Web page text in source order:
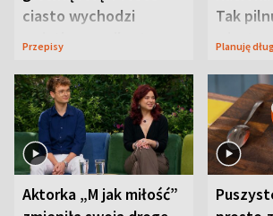
ciasto wychodzi
wyjątkowo wilgotne
Przepisy
Tak
wizyt
Planuję
Aktorka „M jak miłość”